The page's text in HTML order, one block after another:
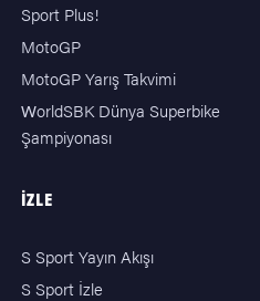
Sport Plus!
MotoGP
MotoGP Yarış Takvimi
WorldSBK Dünya Superbike
Şampiyonası
İZLE
S Sport Yayın Akışı
S Sport İzle